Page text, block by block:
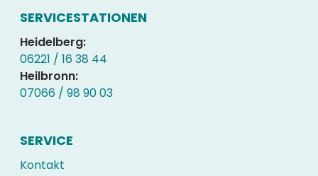
SERVICESTATIONEN
Heidelberg:
06221 / 16 38 44
Heilbronn:
07066 / 98 90 03
SERVICE
Kontakt